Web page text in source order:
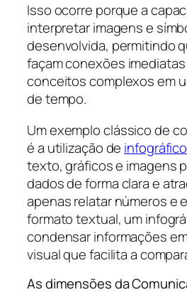
Isso ocorre porque a
interpretar imagens e
desenvolvida, permitindo
façam conexões
conceitos complexos em
de tempo.
Um exemplo clássico de
é a utilização de
texto, gráficos e imagens
dados de forma clara e
apenas relatar números e
formato textual, um
condensar informações
visual que facilita a
As dimensões da